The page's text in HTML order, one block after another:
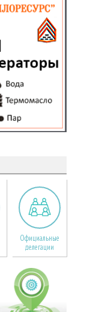
Официальные
делегации